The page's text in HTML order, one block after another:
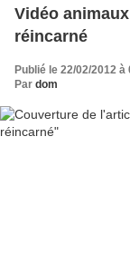
Vidéo
réincarné
Publié le 22/02/2012 à
Par dom